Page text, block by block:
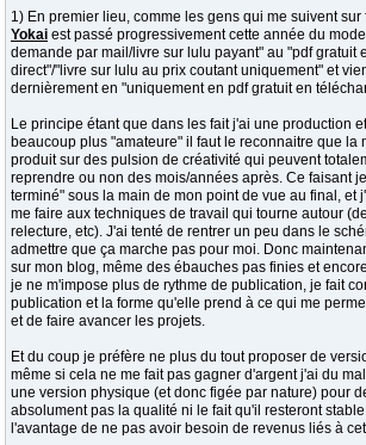
1) En premier lieu, comme les gens qui me suivent
Yokai est passé progressivement cette année du
demande par mail/livre sur lulu payant" au "pdf gratuit
direct"/"livre sur lulu au prix coutant uniquement" et
dernièrement en "uniquement en pdf gratuit en
Le principe étant que dans les fait j'ai une production
beaucoup plus "amateure" il faut le reconnaitre que la
produit sur des pulsion de créativité qui peuvent
reprendre ou non des mois/années après. Ce faisant
terminé" sous la main de mon point de vue au final, et
me faire aux techniques de travail qui tourne autour
relecture, etc). J'ai tenté de rentrer un peu dans le
admettre que ça marche pas pour moi. Donc
sur mon blog, même des ébauches pas finies et
je ne m'impose plus de rythme de publication, je fait
publication et la forme qu'elle prend à ce qui me
et de faire avancer les projets.
Et du coup je préfère ne plus du tout proposer de
même si cela ne me fait pas gagner d'argent j'ai du
une version physique (et donc figée par nature) pour
absolument pas la qualité ni le fait qu'il resteront
l'avantage de ne pas avoir besoin de revenus liés à